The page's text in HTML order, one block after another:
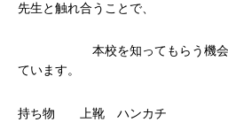
先生と触れ合うことで、
本校を知ってもらう機会に
ています。
持ち物 上靴 ハンカチ